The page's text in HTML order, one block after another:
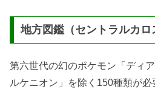
地方図鑑（セントラルカロ
第六世代の幻のポケモン「ディ
ルケニオン」を除く150種類が必